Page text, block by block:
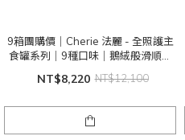
9箱團購價｜Cherie 法麗 - 全照護主
食罐系列｜9種口味｜鵝絨般滑順口
感｜80g x24 ｜任選9箱
NT$8,220 NT$12,100